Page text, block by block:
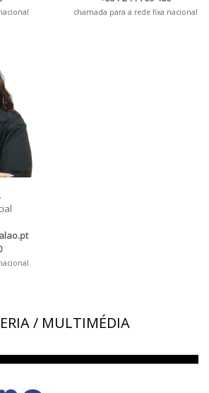
chamada para a rede fixa nacional
/ MULTIMÉDIA